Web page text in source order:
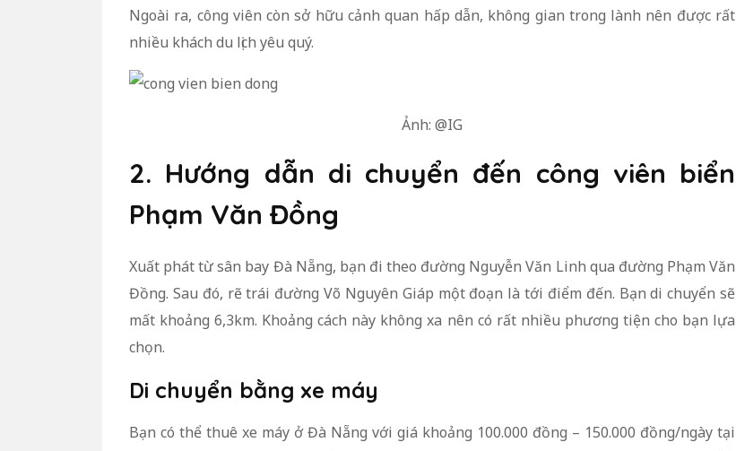
Ngoài ra, công viên còn sở hữu cảnh quan hấp dẫn, không gian trong lành nên được rất
nhiều khách du lịch yêu quý.
Ảnh: @IG
2. Hướng dẫn di chuyển đến công viên biển
Phạm Văn Đồng
Xuất phát từ sân bay Đà Nẵng, bạn đi theo đường Nguyễn Văn Linh qua đường Phạm Văn
Đồng. Sau đó, rẽ trái đường Võ Nguyên Giáp một đoạn là tới điểm đến. Bạn di chuyển sẽ
mất khoảng 6,3km. Khoảng cách này không xa nên có rất nhiều phương tiện cho bạn lựa
chọn.
Di chuyển bằng xe máy
Bạn có thể thuê xe máy ở Đà Nẵng với giá khoảng 100.000 đồng – 150.000 đồng/ngày tại